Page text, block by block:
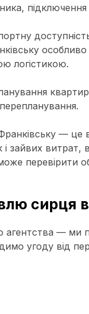
логістикою.
— це
зайвих витрат,
перевірити
сирця
— ми
угоду від